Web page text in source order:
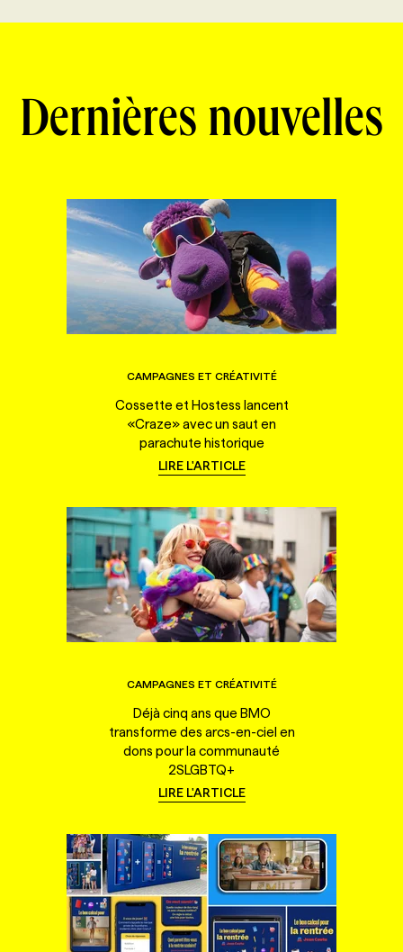
Dernières nouvelles
CAMPAGNES ET CRÉATIVITÉ
Cossette et Hostess lancent
«Craze» avec un saut en
parachute historique
LIRE L'ARTICLE
CAMPAGNES ET CRÉATIVITÉ
Déjà cinq ans que BMO
transforme des arcs-en-ciel en
dons pour la communauté
2SLGBTQ+
LIRE L'ARTICLE